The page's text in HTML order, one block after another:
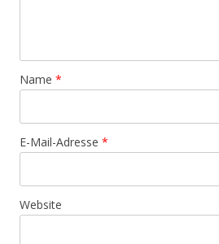
Name *
E-Mail-Adresse *
Website